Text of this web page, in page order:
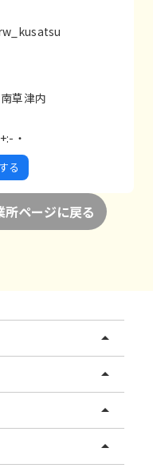
草津内
・
る
所ページに戻る
arrow_drop_up
arrow_drop_up
arrow_drop_up
arrow_drop_up